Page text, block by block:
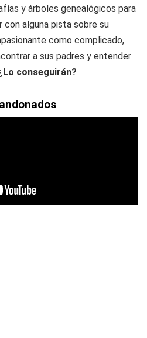
y árboles genealógicos para
alguna pista sobre su
como complicado,
a sus padres y entender
conseguirán?